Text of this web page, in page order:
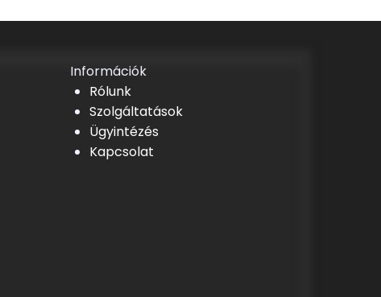
Információk
Rólunk
Szolgáltatások
Ügyintézés
Kapcsolat